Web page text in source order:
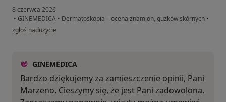
8 czerwca 2026
• GINEMEDICA • Dermatoskopia – ocena znamion, guzków skórnych •
w opinii użytkownika Pacjent
zgłoś nadużycie
GINEMEDICA
Bardzo dziękujemy za zamieszczenie opinii, Pani
Marzeno. Cieszymy się, że jest Pani zadowolona.